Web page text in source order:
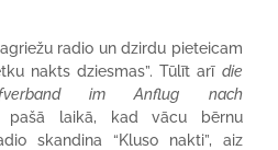
radio un dzirdu pieteicam
nakts dziesmas”. Tūlīt arī die
im Anflug nach
pašā laikā, kad vācu bērnu
skandina “Kluso nakti”, aiz